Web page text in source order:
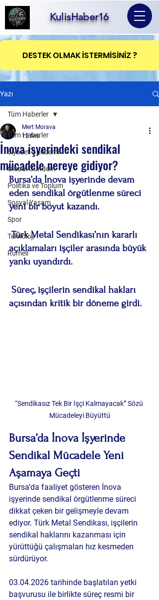
KulisHaber16
DESTEK OLMAK İSTERMİSİNİZ ?
Yazı
Tüm Haberler
Siyaset Gündemi
Global Gündem
Politika ve Toplum
Sosyal Yaşam
Spor
Teknoloji
Rumeli
Tüm Haberler
İnova işyerindeki sendikal
mücadele nereye gidiyor?
Mert Morava
12 Nis
Bursa’da İnova işyerinde devam
eden sendikal örgütlenme süreci
yeni bir boyut kazandı.
Türk Metal Sendikası’nın kararlı
açıklamaları işçiler arasında büyük
yankı uyandırdı.
açısından kritik bir döneme girdi.
“Sendikasız Tek Bir İşçi Kalmayacak” Sözü
Mücadeleyi Büyüttü
Bursa’da İnova İşyerinde
Sendikal Mücadele Yeni
Aşamaya Geçti
Bursa’da faaliyet gösteren İnova
işyerinde sendikal örgütlenme süreci
dikkat çeken bir gelişmeyle devam
ediyor. Türk Metal Sendikası, işçilerin
sendikal haklarını kazanması için
yürüttüğü çalışmaları hız kesmeden
sürdürüyor.
03.04.2026 tarihinde başlatılan yetki
başvurusu ile birlikte süreç resmi bir